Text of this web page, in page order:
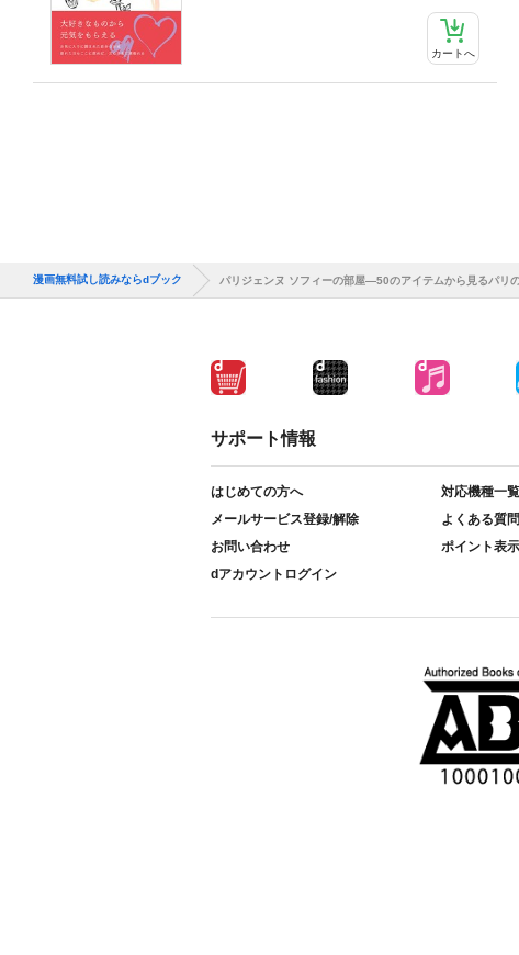
カートへ
漫画無料試し読みならdブック パリジェンヌ ソフィーの部屋―50のアイテムから見るパリ
サポート情報
はじめての方へ
対応機種一覧
メールサービス登録/解除
よくある質問
お問い合わせ
ポイント表
dアカウントログイン